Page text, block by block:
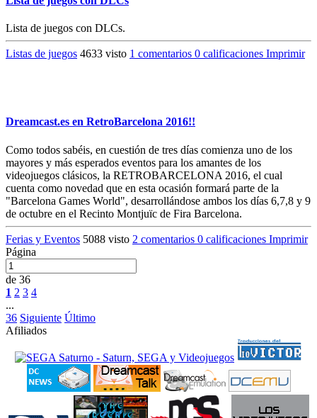
Lista de juegos con DLCs.
Listas de juegos 4633 visto 1 comentarios 0 calificaciones Imprimir
Dreamcast.es en RetroBarcelona 2016!!
Como todos sabéis, en cuestión de tres días comienza uno de los
mayores y más esperados eventos para los amantes de los
videojuegos clásicos, la RETROBARCELONA 2016, el cual
cuenta como novedad que en esta ocasión formará parte de la
"Barcelona Games World", desarrollándose ambos los días 6,7,8 y 9
de octubre en el Recinto Montjuïc de Fira Barcelona.
Ferias y Eventos 5088 visto 2 comentarios 0 calificaciones Imprimir
Página
de 36
1 2 3 4
...
36 Siguiente Último
Afiliados